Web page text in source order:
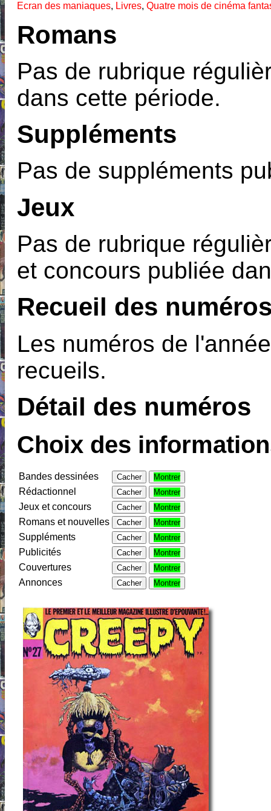
Ecran des maniaques, Livres, Quatre mois de cinéma
Romans
Pas de rubrique
dans cette période.
Suppléments
Pas de suppléments
Jeux
Pas de rubrique
et concours publiée
Recueil des
Les numéros de
recueils.
Détail des numéros
Choix des
Bandes dessinées Cacher Montrer
Rédactionnel Cacher Montrer
Jeux et concours Cacher Montrer
Romans et nouvelles Cacher Montrer
Suppléments Cacher Montrer
Publicités Cacher Montrer
Couvertures Cacher Montrer
Annonces Cacher Montrer